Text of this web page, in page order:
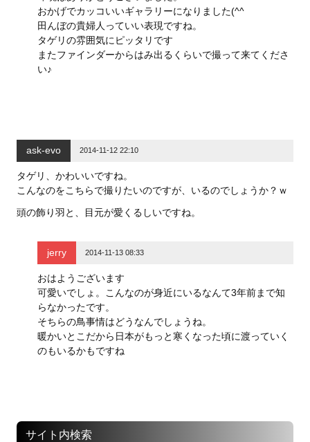
おかげでカッコいいギャラリーになりました(^^
田んぼの貴婦人っていい表現ですね。
タゲリの雰囲気にピッタリです
またファインダーからはみ出るくらいで撮って来てくださ
い♪
ask-evo 2014-11-12 22:10
タゲリ、かわいいですね。
こんなのをこちらで撮りたいのですが、いるのでしょうか？ｗ
頭の飾り羽と、目元が愛くるしいですね。
jerry 2014-11-13 08:33
おはようございます
可愛いでしょ。こんなのが身近にいるなんて3年前まで知
らなかったです。
そちらの鳥事情はどうなんでしょうね。
暖かいとこだから日本がもっと寒くなった頃に渡っていく
のもいるかもですね
サイト内検索